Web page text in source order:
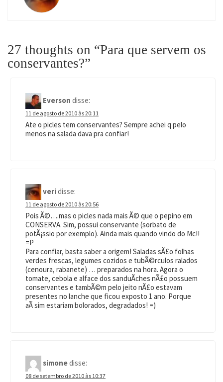
27 thoughts on “Para que servem os
conservantes?”
Everson disse:
11 de agosto de 2010 às 20:11
Ate o picles tem conservantes? Sempre achei q pelo
menos na salada dava pra confiar!
veridisse:
11 de agosto de 2010 às 20:56
Pois Ã©….mas o picles nada mais Ã© que o pepino em
CONSERVA. Sim, possui conservante (sorbato de
potÃ¡ssio por exemplo). Ainda mais quando vindo do Mc!!
=P
Para confiar, basta saber a origem! Saladas sÃ£o folhas
verdes frescas, legumes cozidos e tubÃ©rculos ralados
(cenoura, rabanete) … preparados na hora. Agora o
tomate, cebola e alface dos sanduÃ­ches nÃ£o possuem
conservantes e tambÃ©m pelo jeito nÃ£o estavam
presentes no lanche que ficou exposto 1 ano. Porque
aÃ­ sim estariam bolorados, degradados! =)
simonedisse:
08 de setembro de 2010 às 10:37